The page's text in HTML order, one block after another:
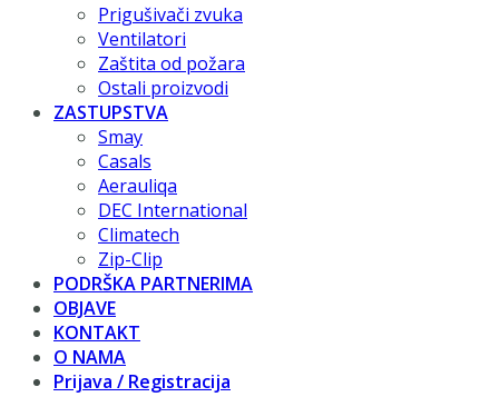
Prigušivači zvuka
Ventilatori
Zaštita od požara
Ostali proizvodi
ZASTUPSTVA
Smay
Casals
Aerauliqa
DEC International
Climatech
Zip-Clip
PODRŠKA PARTNERIMA
OBJAVE
KONTAKT
O NAMA
Prijava / Registracija